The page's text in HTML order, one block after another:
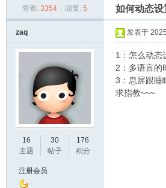
› › ›
查看: 3354 回复: 5 如何动态
zaq
16
主题
30
帖子
176
积分
注册会员
发表于
1：怎么动态
2：多语言的
3：息屏跟睡
求指教~~~